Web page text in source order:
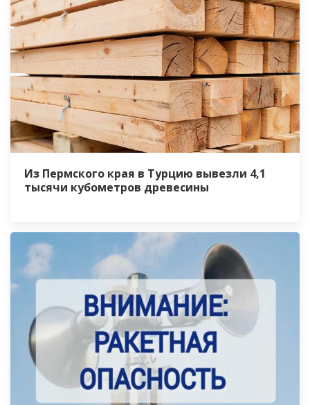
Из Пермского края в Турцию вывезли 4,1
тысячи кубометров древесины